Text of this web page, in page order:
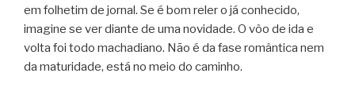
em folhetim de jornal. Se é bom reler o já conhecido,
imagine se ver diante de uma novidade. O vôo de ida e
volta foi todo machadiano. Não é da fase romântica nem
da maturidade, está no meio do caminho.